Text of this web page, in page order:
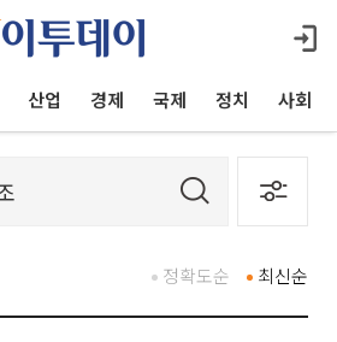
산업 경제 국제 정치 사회
최신순
정확도순